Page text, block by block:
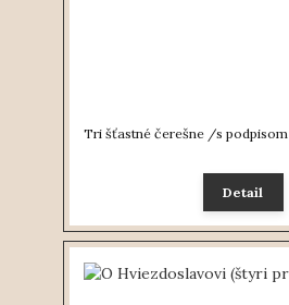
Tri šťastné čerešne /s podpisom
Detail